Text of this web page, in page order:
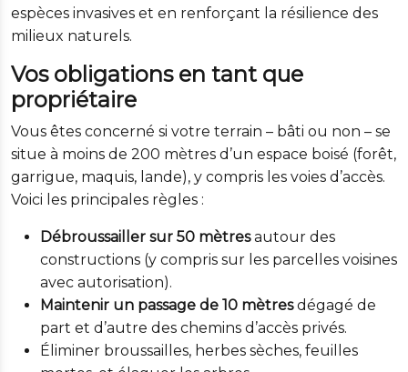
espèces invasives et en renforçant la résilience des
milieux naturels.
Vos obligations en tant que
propriétaire
Vous êtes concerné si votre terrain – bâti ou non – se
situe à moins de 200 mètres d’un espace boisé (forêt,
garrigue, maquis, lande), y compris les voies d’accès.
Voici les principales règles :
Débroussailler sur 50 mètresautour des
constructions (y compris sur les parcelles voisines
avec autorisation).
Maintenir un passage de 10 mètresdégagé de
part et d’autre des chemins d’accès privés.
Éliminer broussailles, herbes sèches, feuilles